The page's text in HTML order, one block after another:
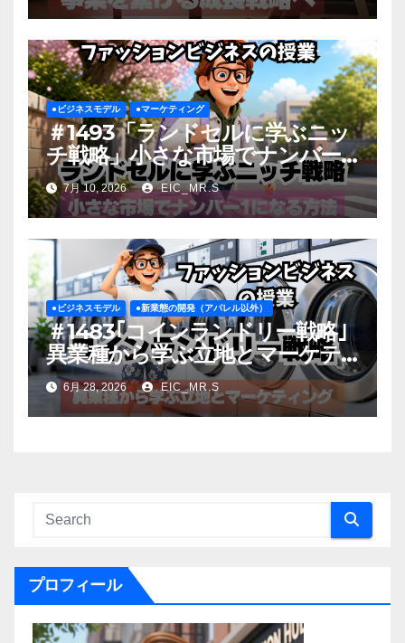
●ビジネスモデル ●マーケティング
＃1493「ランドセルに学ぶニッ
チ戦略」小さな市場でナンバー1
になる方法
7月 10, 2026 EIC_MR.S
●ビジネスモデル ●新業態の開発（アパレル以外）
＃1483｢コインランドリー戦略｣
異業種から学ぶ立地とマーケテ
ィング
6月 28, 2026 EIC_MR.S
プロフィール